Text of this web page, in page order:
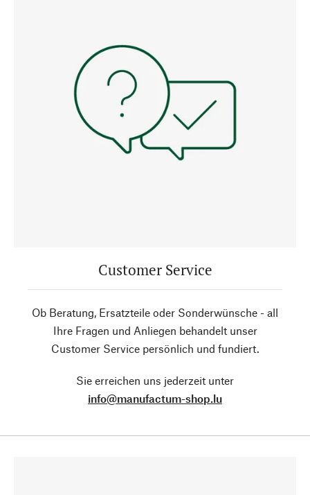
Customer Service
Ob Beratung, Ersatzteile oder Sonderwünsche - all
Ihre Fragen und Anliegen behandelt unser
Customer Service persönlich und fundiert.
Sie erreichen uns jederzeit unter
info@manufactum-shop.lu